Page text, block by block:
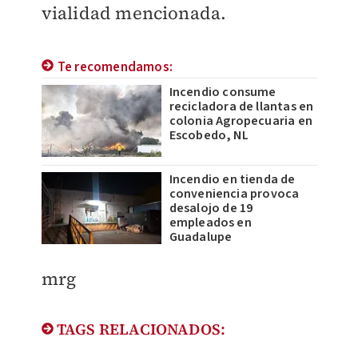
vialidad mencionada.
Te recomendamos:
Incendio consume
recicladora de llantas en
colonia Agropecuaria en
Escobedo, NL
Incendio en tienda de
conveniencia provoca
desalojo de 19
empleados en
Guadalupe
mrg
TAGS RELACIONADOS: